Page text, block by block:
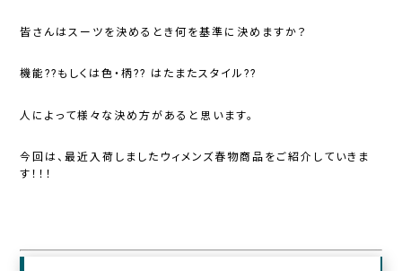
皆さんはスーツを決めるとき何を基準に決めますか？
機能??もしくは色・柄?? はたまたスタイル??
人によって様々な決め方があると思います。
今回は、最近入荷しましたウィメンズ春物商品をご紹介していきま
す！！！